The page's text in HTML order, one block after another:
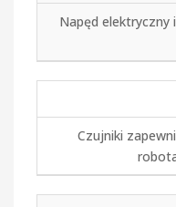
Napęd elektryczny
Czujniki